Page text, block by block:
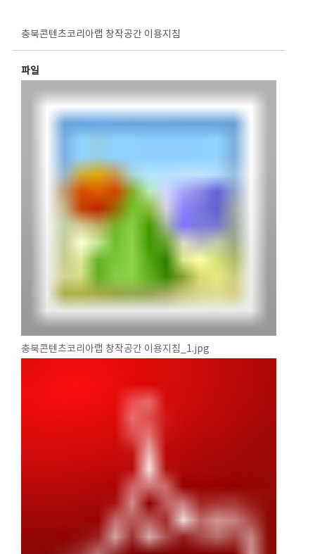
충북콘텐츠코리아랩 창작공간 이용지침
파일
충북콘텐츠코리아랩 창작공간 이용지침_1.jpg